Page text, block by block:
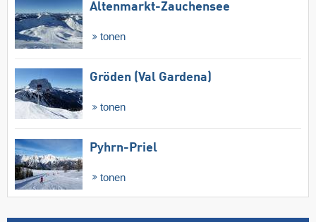
Altenmarkt-Zauchensee
tonen
Gröden (Val Gardena)
tonen
Pyhrn-Priel
tonen